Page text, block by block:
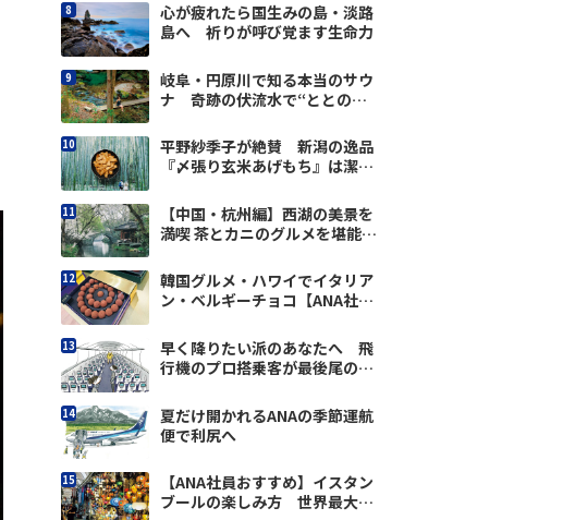
心が疲れたら国生みの島・淡路
島へ 祈りが呼び覚ます生命力
岐阜・円原川で知る本当のサウ
ナ 奇跡の伏流水で“ととの
平野紗季子が絶賛 新潟の逸品
『〆張り玄米あげもち』は潔い
【中国・杭州編】西湖の美景を
満喫 茶とカニのグルメを堪能
韓国グルメ・ハワイでイタリア
ン・ベルギーチョコ【ANA社員
早く降りたい派のあなたへ 飛
行機のプロ搭乗客が最後尾の座
夏だけ開かれるANAの季節運航
便で利尻へ
【ANA社員おすすめ】イスタン
ブールの楽しみ方 世界最大級